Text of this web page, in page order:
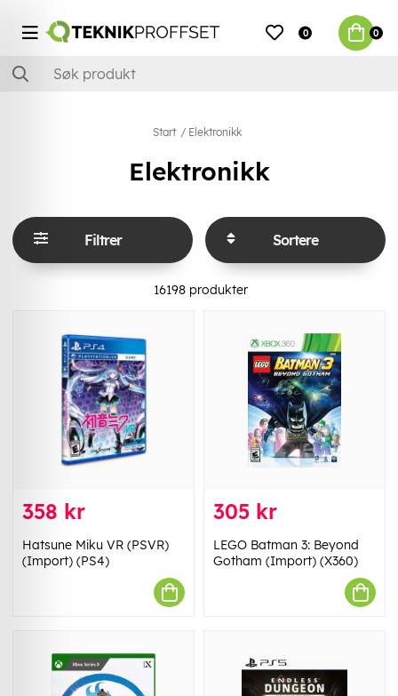
0 0
Start Elektronikk
Elektronikk
Filtrer Sortere
16198 produkter
358 kr
Hatsune Miku VR (PSVR)
(Import) (PS4)
305 kr
LEGO Batman 3: Beyond
Gotham (Import) (X360)